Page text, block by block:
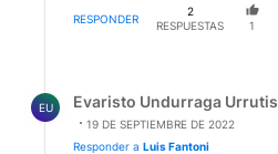
RESPONDER
2
RESPUESTAS
1
EU Evaristo Undurraga Urrutis
19 DE SEPTIEMBRE DE 2022
Responder a Luis Fantoni